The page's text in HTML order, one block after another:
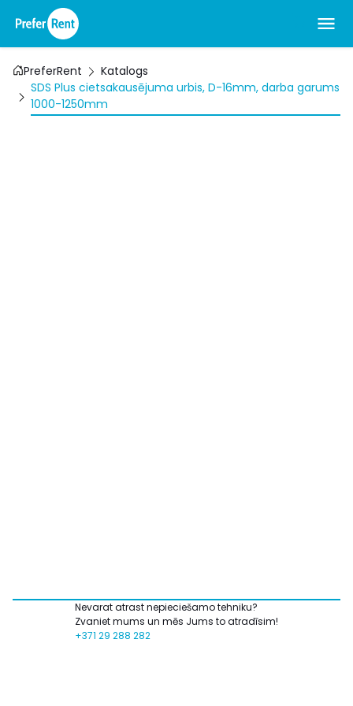
PreferRent
Katalogs
SDS Plus cietsakausējuma urbis, D-16mm, darba garums
1000-1250mm
Nevarat atrast nepieciešamo tehniku?
Zvaniet mums un mēs Jums to atradīsim!
+371 29 288 282